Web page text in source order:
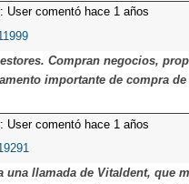
User comentó hace 1 años
Compran negocios,
importante de compra
User comentó hace 1 años
una llamada de Vitaldent, que